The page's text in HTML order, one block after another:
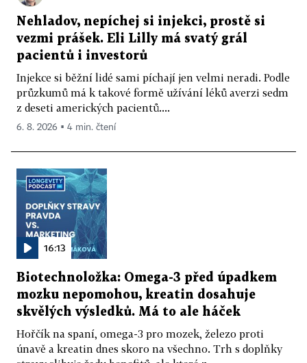
Nehladov, nepíchej si injekci, prostě si
vezmi prášek. Eli Lilly má svatý grál
pacientů i investorů
Injekce si běžní lidé sami píchají jen velmi neradi. Podle
průzkumů má k takové formě užívání léků averzi sedm
z deseti amerických pacientů....
6. 8. 2026 ▪ 4 min. čtení
16:13
Biotechnoložka: Omega-3 před úpadkem
mozku nepomohou, kreatin dosahuje
skvělých výsledků. Má to ale háček
Hořčík na spaní, omega-3 pro mozek, železo proti
únavě a kreatin dnes skoro na všechno. Trh s doplňky